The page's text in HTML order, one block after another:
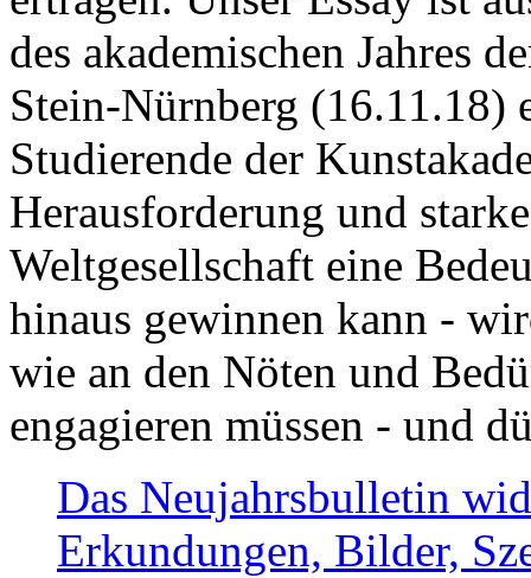
des akademischen Jahres
Stein-Nürnberg (16.11.18)
Studierende der
Herausforderung und
Weltgesellschaft eine
hinaus gewinnen kann -
wie an den Nöten und
engagieren müssen - und
Das Neujahrsbulletin
Erkundungen, Bilder,